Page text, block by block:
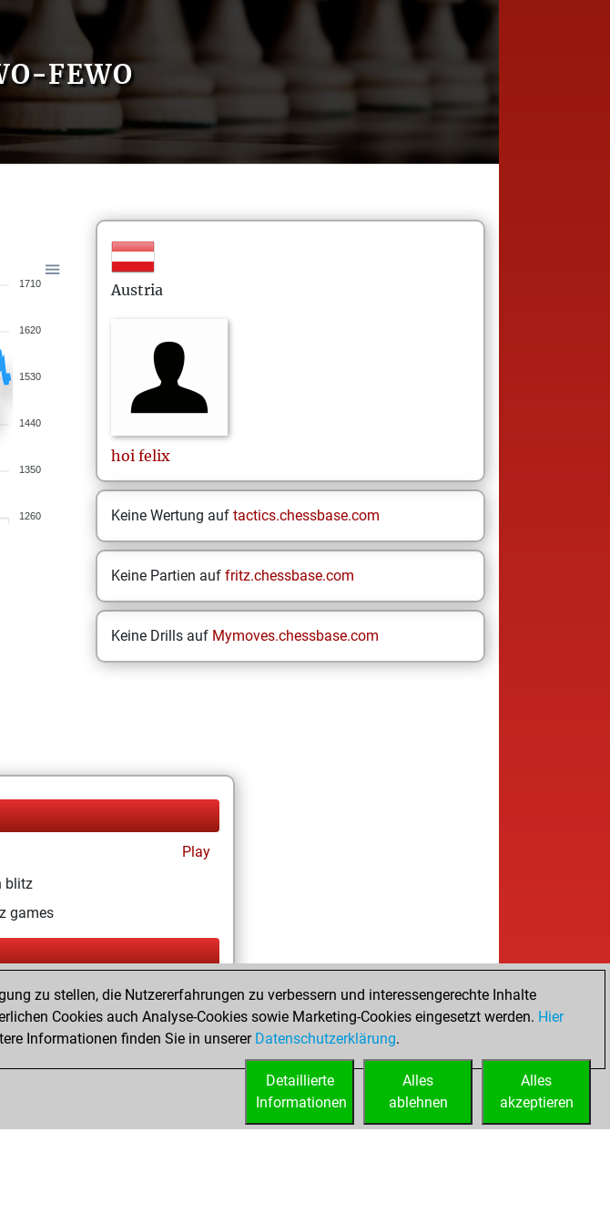
FEWO
1710
1620
1530
1440
1350
1260
Austria
hoi felix
Keine Wertung auf tactics.chessbase.com
Keine Partien auf fritz.chessbase.com
Keine Drills auf Mymoves.chessbase.com
Play
blitz
games
Play
zu stellen, die Nutzererfahrungen zu verbessern und interessengerechte Inhalte
Cookies auch Analyse-Cookies sowie Marketing-Cookies eingesetzt werden. Hier
Informationen finden Sie in unserer Datenschutzerklärung.
Alles
akzeptieren
Alles
ablehnen
Detaillierte
Informationen